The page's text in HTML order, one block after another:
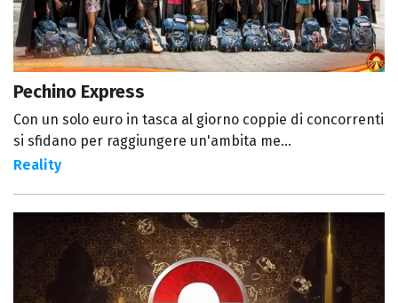
Pechino Express
Con un solo euro in tasca al giorno coppie di concorrenti
si sfidano per raggiungere un'ambita me...
Reality